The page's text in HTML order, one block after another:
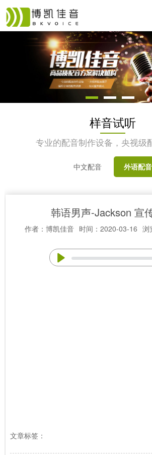
样音试听
专业的配音制作设备，央视级
中文配音 外语配音
韩语男声-Jackson 宣
作者：博凯佳音 时间：2020-03-16 浏
文章标签：